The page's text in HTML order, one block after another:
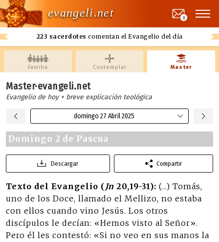
evangeli.net
223 sacerdotes comentan el Evangelio del día
0
Familia Contemplar Master
Master·evangeli.net
Evangelio de hoy + breve explicación teológica
domingo 27 Abril 2025
Domingo 2 de Pascua
Descargar Compartir
Texto del Evangelio ( Jn 20,19-31): (…) Tomás,
uno de los Doce, llamado el Mellizo, no estaba
con ellos cuando vino Jesús. Los otros
discípulos le decían: «Hemos visto al Señor».
Pero él les contestó: «Si no veo en sus manos la